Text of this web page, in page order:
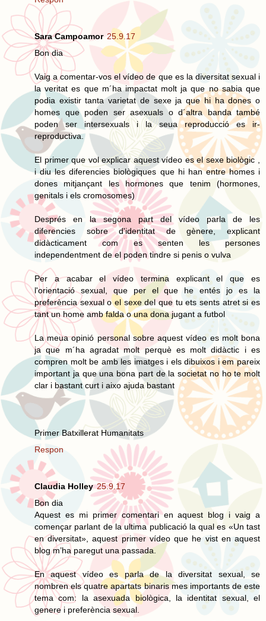
Sara Campoamor 25.9.17
Bon dia
Vaig a comentar-vos el vídeo de que es la diversitat sexual i
la veritat es que m´ha impactat molt ja que no sabia que
podia existir tanta varietat de sexe ja que hi ha dones o
homes que poden ser asexuals o d´altra banda també
poden ser intersexuals i la seua reproducció es ir-
reproductiva.
El primer que vol explicar aquest vídeo es el sexe biològic ,
i diu les diferencies biològiques que hi han entre homes i
dones mitjançant les hormones que tenim (hormones,
genitals i els cromosomes)
Després en la segona part del vídeo parla de les
diferencies sobre d'identitat de gènere, explicant
didàcticament com es senten les persones
independentment de el poden tindre si penis o vulva
Per a acabar el vídeo termina explicant el que es
l'orientació sexual, que per el que he entés jo es la
preferència sexual o el sexe del que tu ets sents atret si es
tant un home amb falda o una dona jugant a futbol
La meua opinió personal sobre aquest vídeo es molt bona
ja que m´ha agradat molt perquè es molt didàctic i es
compren molt be amb les imatges i els dibuixos i em pareix
important ja que una bona part de la societat no ho te molt
clar i bastant curt i aixo ajuda bastant
Primer Batxillerat Humanitats
Respon
Claudia Holley 25.9.17
Bon dia
Aquest es mi primer comentari en aquest blog i vaig a
començar parlant de la ultima publicació la qual es «Un tast
en diversitat», aquest primer vídeo que he vist en aquest
blog m’ha paregut una passada.
En aquest vídeo es parla de la diversitat sexual, se
nombren els quatre apartats binaris mes importants de este
tema com: la asexuada biològica, la identitat sexual, el
genere i preferència sexual.